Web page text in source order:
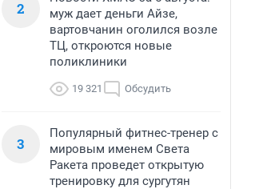
2
муж дает деньги Айзе,
вартовчанин оголился возле
ТЦ, откроются новые
поликлиники
19 321 Обсудить
3
Популярный фитнес-тренер с
мировым именем Света
Ракета проведет открытую
тренировку для сургутян